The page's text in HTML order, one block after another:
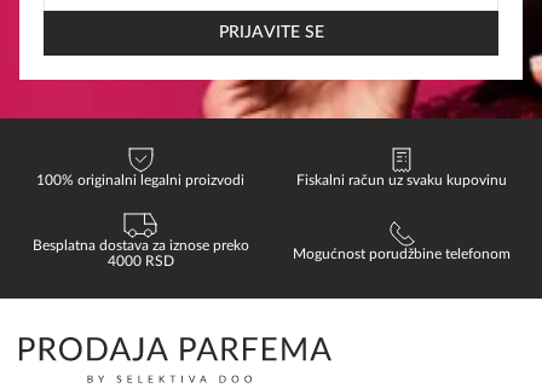
PRIJAVITE SE
100% originalni legalni proizvodi Fiskalni račun uz svaku kupovinu
Besplatna dostava za iznose preko
4000 RSD
Mogućnost porudžbine telefonom